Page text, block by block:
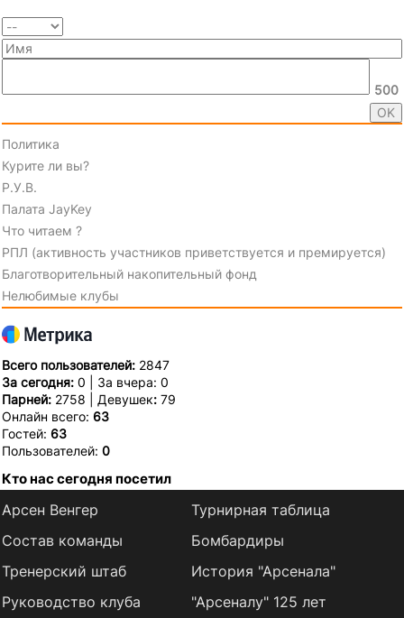
500
Политика
Курите ли вы?
Р.У.В.
Палата JayKey
Что читаем ?
РПЛ (активность участников приветствуется и премируется)
Благотворительный накопительный фонд
Нелюбимые клубы
Всего пользователей: 2847
За сегодня: 0 | За вчера: 0
Парней: 2758 | Девушек: 79
Онлайн всего: 63
Гостей: 63
Пользователей: 0
Кто нас сегодня посетил
Арсен Венгер
Состав команды
Тренерский штаб
Руководство клуба
Турнирная таблица
Бомбардиры
История "Арсенала"
"Арсеналу" 125 лет